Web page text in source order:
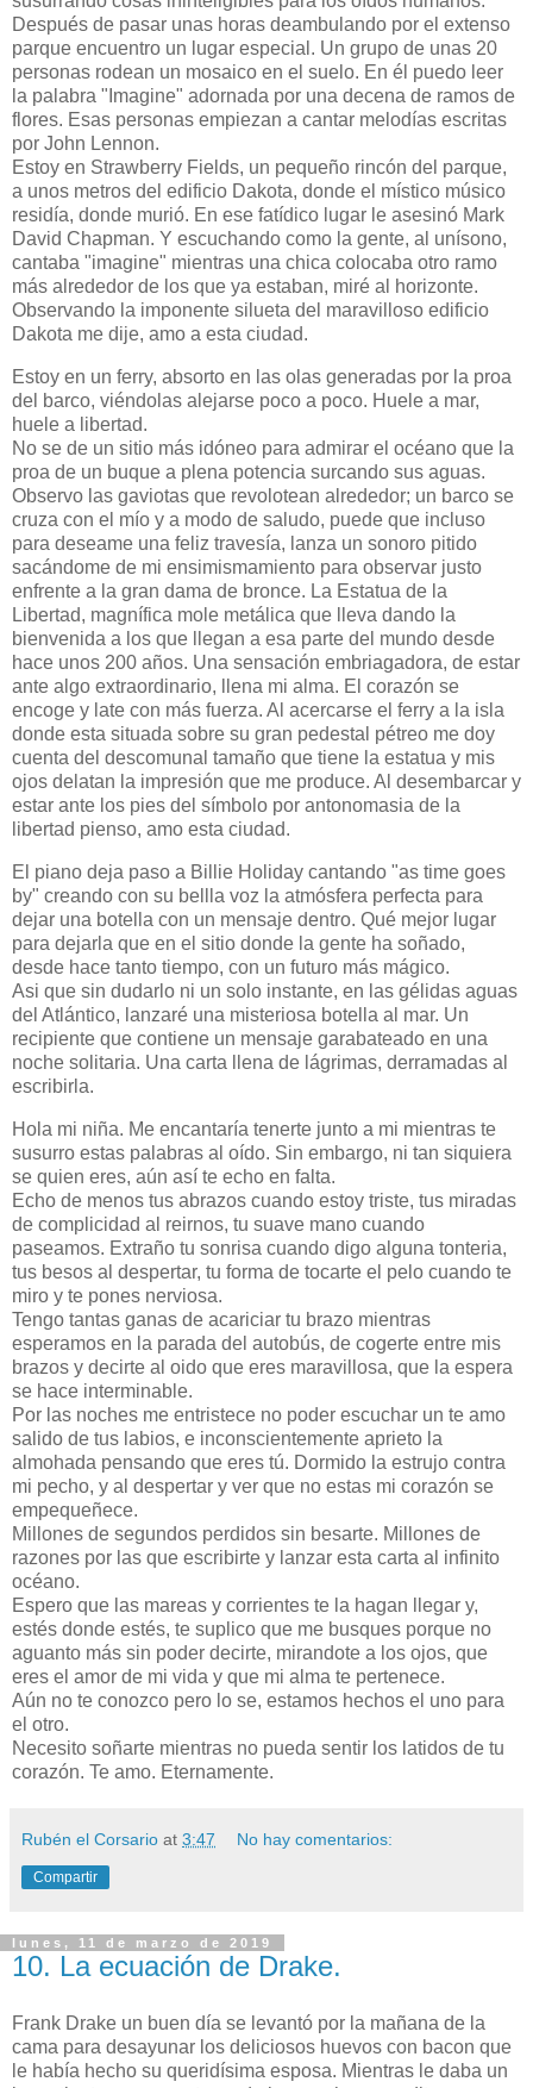
Después de pasar unas horas deambulando por el extenso
parque encuentro un lugar especial. Un grupo de unas 20
personas rodean un mosaico en el suelo. En él puedo leer
la palabra "Imagine" adornada por una decena de ramos de
flores. Esas personas empiezan a cantar melodías escritas
por John Lennon.
Estoy en Strawberry Fields, un pequeño rincón del parque,
a unos metros del edificio Dakota, donde el místico músico
residía, donde murió. En ese fatídico lugar le asesinó Mark
David Chapman. Y escuchando como la gente, al unísono,
cantaba "imagine" mientras una chica colocaba otro ramo
más alrededor de los que ya estaban, miré al horizonte.
Observando la imponente silueta del maravilloso edificio
Dakota me dije, amo a esta ciudad.
Estoy en un ferry, absorto en las olas generadas por la proa
del barco, viéndolas alejarse poco a poco. Huele a mar,
huele a libertad.
No se de un sitio más idóneo para admirar el océano que la
proa de un buque a plena potencia surcando sus aguas.
Observo las gaviotas que revolotean alrededor; un barco se
cruza con el mío y a modo de saludo, puede que incluso
para deseame una feliz travesía, lanza un sonoro pitido
sacándome de mi ensimismamiento para observar justo
enfrente a la gran dama de bronce. La Estatua de la
Libertad, magnífica mole metálica que lleva dando la
bienvenida a los que llegan a esa parte del mundo desde
hace unos 200 años. Una sensación embriagadora, de estar
ante algo extraordinario, llena mi alma. El corazón se
encoge y late con más fuerza. Al acercarse el ferry a la isla
donde esta situada sobre su gran pedestal pétreo me doy
cuenta del descomunal tamaño que tiene la estatua y mis
ojos delatan la impresión que me produce. Al desembarcar y
estar ante los pies del símbolo por antonomasia de la
libertad pienso, amo esta ciudad.
El piano deja paso a Billie Holiday cantando "as time goes
by" creando con su bellla voz la atmósfera perfecta para
dejar una botella con un mensaje dentro. Qué mejor lugar
para dejarla que en el sitio donde la gente ha soñado,
desde hace tanto tiempo, con un futuro más mágico.
Asi que sin dudarlo ni un solo instante, en las gélidas aguas
del Atlántico, lanzaré una misteriosa botella al mar. Un
recipiente que contiene un mensaje garabateado en una
noche solitaria. Una carta llena de lágrimas, derramadas al
escribirla.
Hola mi niña. Me encantaría tenerte junto a mi mientras te
susurro estas palabras al oído. Sin embargo, ni tan siquiera
se quien eres, aún así te echo en falta.
Echo de menos tus abrazos cuando estoy triste, tus miradas
de complicidad al reirnos, tu suave mano cuando
paseamos. Extraño tu sonrisa cuando digo alguna tonteria,
tus besos al despertar, tu forma de tocarte el pelo cuando te
miro y te pones nerviosa.
Tengo tantas ganas de acariciar tu brazo mientras
esperamos en la parada del autobús, de cogerte entre mis
brazos y decirte al oido que eres maravillosa, que la espera
se hace interminable.
Por las noches me entristece no poder escuchar un te amo
salido de tus labios, e inconscientemente aprieto la
almohada pensando que eres tú. Dormido la estrujo contra
mi pecho, y al despertar y ver que no estas mi corazón se
empequeñece.
Millones de segundos perdidos sin besarte. Millones de
razones por las que escribirte y lanzar esta carta al infinito
océano.
Espero que las mareas y corrientes te la hagan llegar y,
estés donde estés, te suplico que me busques porque no
aguanto más sin poder decirte, mirandote a los ojos, que
eres el amor de mi vida y que mi alma te pertenece.
Aún no te conozco pero lo se, estamos hechos el uno para
el otro.
Necesito soñarte mientras no pueda sentir los latidos de tu
corazón. Te amo. Eternamente.
Rubén el Corsario at 3:47 No hay comentarios:
Compartir
lunes, 11 de marzo de 2019
10. La ecuación de Drake.
Frank Drake un buen día se levantó por la mañana de la
cama para desayunar los deliciosos huevos con bacon que
le había hecho su queridísima esposa. Mientras le daba un